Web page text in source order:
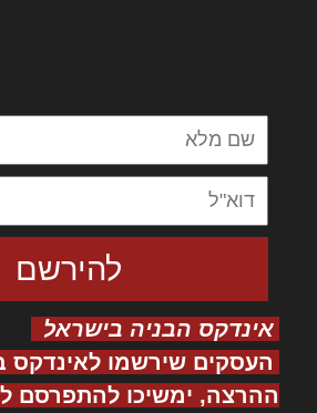
אינדקס הבניה בישראל
העסקים שירשמו לאינדקס
ההרצה, ימשיכו להתפרסם